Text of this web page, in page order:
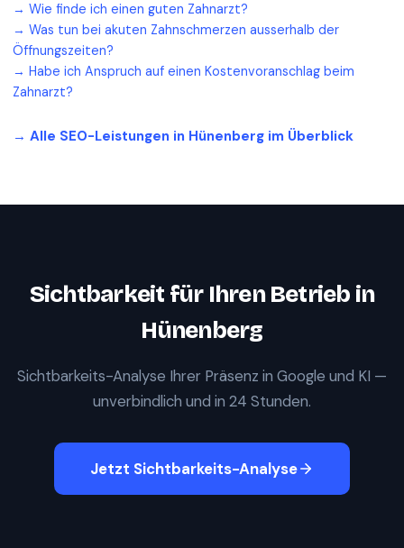
→ Wie finde ich einen guten Zahnarzt?
→ Was tun bei akuten Zahnschmerzen ausserhalb der
Öffnungszeiten?
→ Habe ich Anspruch auf einen Kostenvoranschlag beim
Zahnarzt?
→ Alle SEO-Leistungen in Hünenberg im Überblick
Sichtbarkeit für Ihren Betrieb in
Hünenberg
Sichtbarkeits-Analyse Ihrer Präsenz in Google und KI —
unverbindlich und in 24 Stunden.
Jetzt Sichtbarkeits-Analyse